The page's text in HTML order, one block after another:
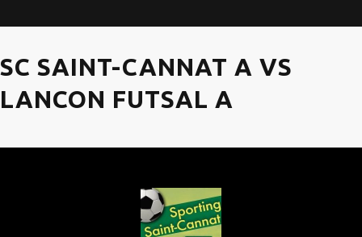
SC SAINT-CANNAT A VS
LANCON FUTSAL A